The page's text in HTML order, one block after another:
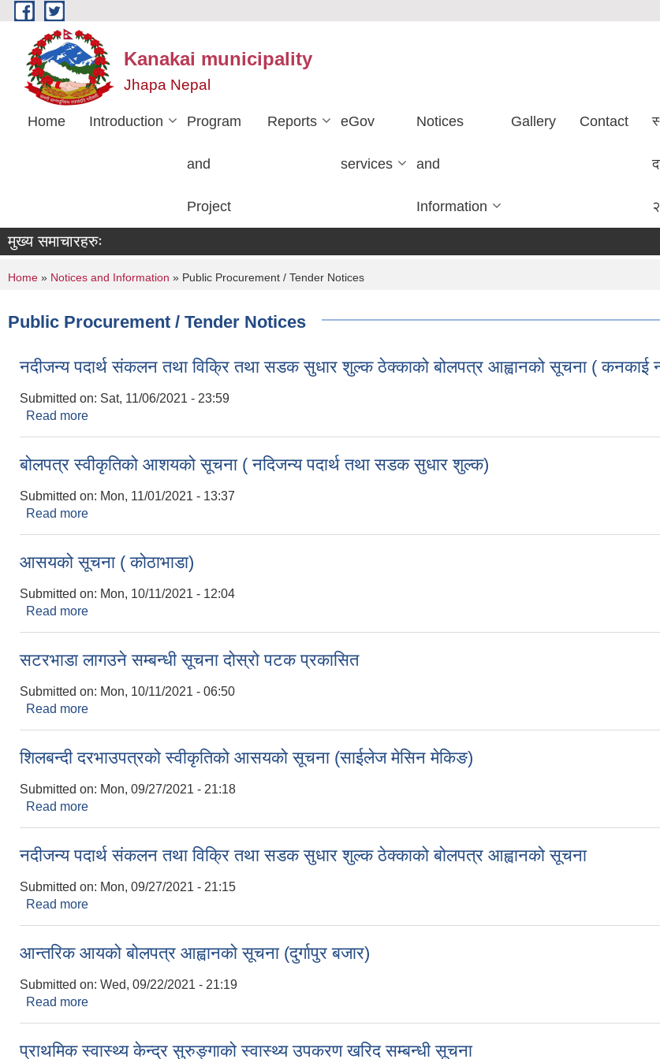
Skip to main content
Kanakai municipality
Jhapa Nepal
Home Introduction Program
and
Project
Reports eGov
services
Notices
and
Information
Gallery Contact
मुख्य समाचारहरुः
You are here
Home » Notices and Information » Public Procurement / Tender Notices
Public Procurement / Tender Notices
नदीजन्य पदार्थ संकलन तथा विक्रि तथा सडक सुधार शुल्क ठेक्काको बोलपत्र आह्वानको सूचना ( कनकाई
Submitted on: Sat, 11/06/2021 - 23:59
Read more
बोलपत्र स्वीकृतिको आशयको सूचना ( नदिजन्य पदार्थ तथा सडक सुधार शुल्क)
Submitted on: Mon, 11/01/2021 - 13:37
Read more
आसयको सूचना ( कोठाभाडा)
Submitted on: Mon, 10/11/2021 - 12:04
Read more
सटरभाडा लागउने सम्बन्धी सूचना दोस्रो पटक प्रकासित
Submitted on: Mon, 10/11/2021 - 06:50
Read more
शिलबन्दी दरभाउपत्रको स्वीकृतिको आसयको सूचना (साईलेज मेसिन मेकिङ)
Submitted on: Mon, 09/27/2021 - 21:18
Read more
नदीजन्य पदार्थ संकलन तथा विक्रि तथा सडक सुधार शुल्क ठेक्काको बोलपत्र आह्वानको सूचना
Submitted on: Mon, 09/27/2021 - 21:15
Read more
आन्तरिक आयको बोलपत्र आह्वानको सूचना (दुर्गापुर बजार)
Submitted on: Wed, 09/22/2021 - 21:19
Read more
प्राथमिक स्वास्थ्य केन्द्र सुरुङ्गाको स्वास्थ्य उपकरण खरिद सम्बन्धी सूचना